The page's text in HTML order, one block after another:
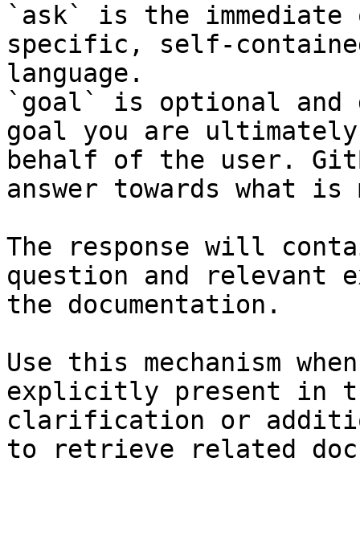
`ask` is the
specific, self-
language.
`goal` is optional and
goal you are
behalf of the user.
answer towards what
The response will
question and relevant
the documentation.
Use this mechanism
explicitly present in
clarification or